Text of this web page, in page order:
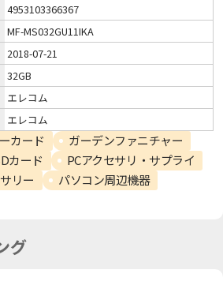
4953103366367
MF-MS032GU11IKA
2018-07-21
32GB
エレコム
エレコム
カード
ガーデンファニチャー
カード
PCアクセサリ・サプライ
リー
パソコン周辺機器
グ